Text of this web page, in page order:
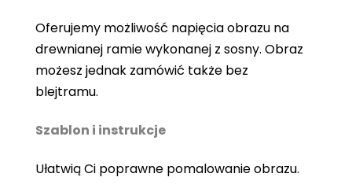
Oferujemy możliwość napięcia obrazu na
drewnianej ramie wykonanej z sosny. Obraz
możesz jednak zamówić także bez
blejtramu.
Szablon i instrukcje
Ułatwią Ci poprawne pomalowanie obrazu.